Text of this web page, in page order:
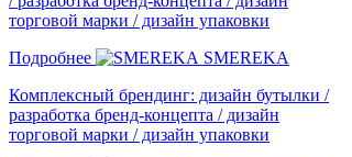
торговой марки / дизайн упаковки
Подробнее
SMEREKA
Комплексный брендинг: дизайн бутылки /
разработка бренд-концепта / дизайн
торговой марки / дизайн упаковки